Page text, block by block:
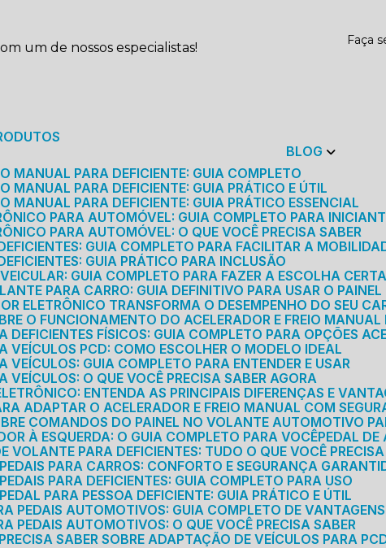
um de nossos especialistas!
Faça
BLOG
MANUAL PARA DEFICIENTE: GUIA COMPLETO
MANUAL PARA DEFICIENTE: GUIA PRÁTICO E ÚTIL
MANUAL PARA DEFICIENTE: GUIA PRÁTICO ESSENCIAL
PARA AUTOMÓVEL: GUIA COMPLETO PARA
PARA AUTOMÓVEL: O QUE VOCÊ PRECISA SABER
GUIA COMPLETO PARA FACILITAR A
GUIA PRÁTICO PARA INCLUSÃO
VEICULAR: GUIA COMPLETO PARA FAZER A ESCOLHA CERTA
PARA CARRO: GUIA DEFINITIVO PARA USAR O
ELETRÔNICO TRANSFORMA O DESEMPENHO DO SEU
O FUNCIONAMENTO DO ACELERADOR E FREIO MANUAL
DEFICIENTES FÍSICOS: GUIA COMPLETO PARA OPÇÕES
VEÍCULOS PCD: COMO ESCOLHER O MODELO IDEAL
VEÍCULOS: GUIA COMPLETO PARA ENTENDER E USAR
VEÍCULOS: O QUE VOCÊ PRECISA SABER AGORA
ENTENDA AS PRINCIPAIS DIFERENÇAS E
ADAPTAR O ACELERADOR E FREIO MANUAL COM
COMANDOS DO PAINEL NO VOLANTE AUTOMOTIVO
À ESQUERDA: O GUIA COMPLETO PARA VOCÊ PEDAL
VOLANTE PARA DEFICIENTES: TUDO O QUE VOCÊ
PEDAIS PARA CARROS: CONFORTO E SEGURANÇA
PARA DEFICIENTES: GUIA COMPLETO PARA USO
PARA PESSOA DEFICIENTE: GUIA PRÁTICO E ÚTIL
PEDAIS AUTOMOTIVOS: GUIA COMPLETO DE VANTAGENS
PEDAIS AUTOMOTIVOS: O QUE VOCÊ PRECISA SABER
SABER SOBRE ADAPTAÇÃO DE VEÍCULOS PARA